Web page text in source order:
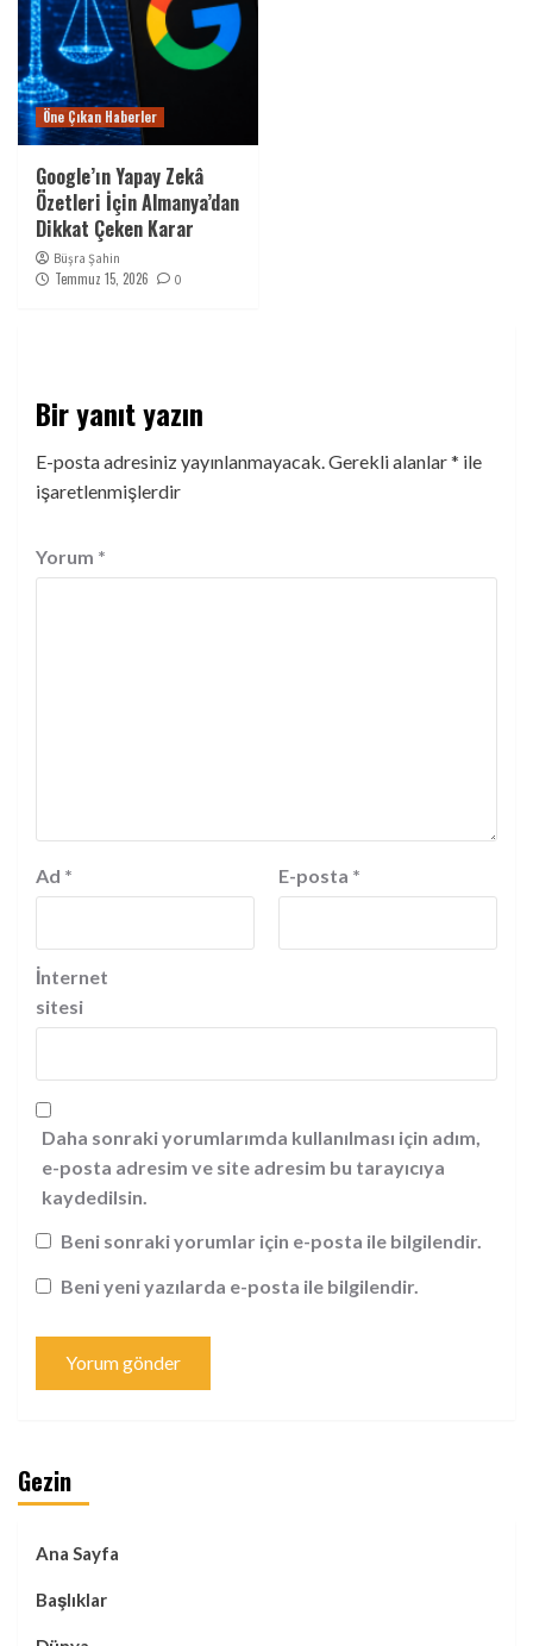
Öne Çıkan Haberler
Google’ın Yapay Zekâ
Özetleri İçin Almanya’dan
Dikkat Çeken Karar
Büşra Şahin
Temmuz 15, 2026 0
Bir yanıt yazın
E-posta adresiniz yayınlanmayacak. Gerekli alanlar* ile
işaretlenmişlerdir
Yorum *
Ad * E-posta *
İnternet
sitesi
Daha sonraki yorumlarımda kullanılması için adım,
e-posta adresim ve site adresim bu tarayıcıya
kaydedilsin.
Beni sonraki yorumlar için e-posta ile bilgilendir.
Beni yeni yazılarda e-posta ile bilgilendir.
Gezin
Ana Sayfa
Başlıklar